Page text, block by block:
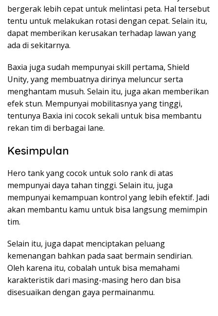
bergerak lebih cepat untuk melintasi peta. Hal tersebut
tentu untuk melakukan rotasi dengan cepat. Selain itu,
dapat memberikan kerusakan terhadap lawan yang
ada di sekitarnya.
Baxia juga sudah mempunyai skill pertama, Shield
Unity, yang membuatnya dirinya meluncur serta
menghantam musuh. Selain itu, juga akan memberikan
efek stun. Mempunyai mobilitasnya yang tinggi,
tentunya Baxia ini cocok sekali untuk bisa membantu
rekan tim di berbagai lane.
Kesimpulan
Hero tank yang cocok untuk solo rank di atas
mempunyai daya tahan tinggi. Selain itu, juga
mempunyai kemampuan kontrol yang lebih efektif. Jadi
akan membantu kamu untuk bisa langsung memimpin
tim.
Selain itu, juga dapat menciptakan peluang
kemenangan bahkan pada saat bermain sendirian.
Oleh karena itu, cobalah untuk bisa memahami
karakteristik dari masing-masing hero dan bisa
disesuaikan dengan gaya permainanmu.